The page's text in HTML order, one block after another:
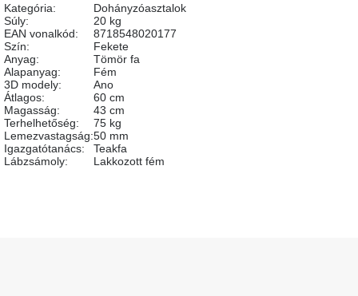
Szent
Patrik
Belső
tér
tavaszi
színekben
Tavasz
az
asztalon
Kategória:
Dohányzóasztalok
Súly:
20 kg
EAN vonalkód:
8718548020177
Szín:
Fekete
Anyag:
Tömör fa
Alapanyag:
Fém
3D modely:
Ano
Átlagos:
60 cm
Magasság:
43 cm
Terhelhetőség:
75 kg
Lemezvastagság:50 mm
Igazgatótanács:
Teakfa
Lábzsámoly: Lakkozott fém